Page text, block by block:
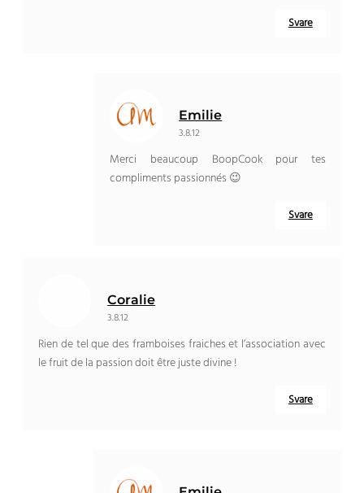
Svare
Emilie
3.8.12
Merci beaucoup BoopCook pour tes
compliments passionnés 😉
Svare
Coralie
3.8.12
Rien de tel que des framboises fraiches et l’association avec
le fruit de la passion doit être juste divine!
Svare